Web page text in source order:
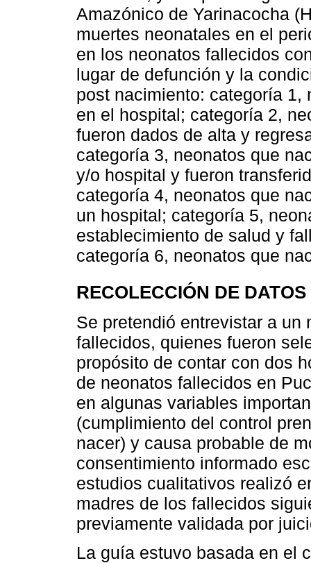
Amazónico de Yarinacocha
muertes neonatales en el
en los neonatos fallecidos
lugar de defunción y la
post nacimiento: categoría 1,
en el hospital; categoría 2,
fueron dados de alta y
categoría 3, neonatos que
y/o hospital y fueron
categoría 4, neonatos que
un hospital; categoría 5,
establecimiento de salud y
categoría 6, neonatos que
RECOLECCIÓN DE DATOS
Se pretendió entrevistar a un
fallecidos, quienes fueron
propósito de contar con dos
de neonatos fallecidos en
en algunas variables
(cumplimiento del control
nacer) y causa probable de
consentimiento informado
estudios cualitativos realizó
madres de los fallecidos
previamente validada por
La guía estuvo basada en el